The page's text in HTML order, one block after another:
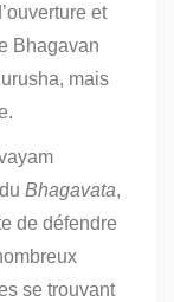
et
Bhagavan
mais
Bhagavata,
de défendre
se trouvant